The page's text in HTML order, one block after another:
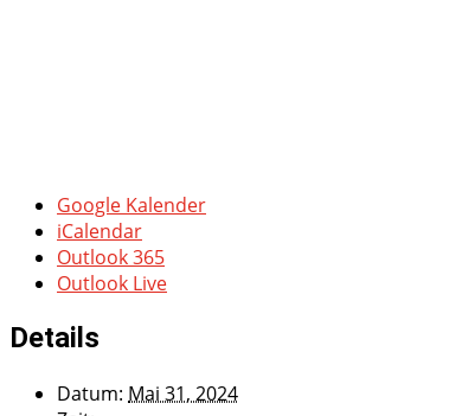
Google Kalender
iCalendar
Outlook 365
Outlook Live
Details
Datum: Mai 31, 2024